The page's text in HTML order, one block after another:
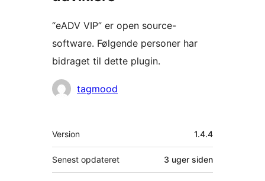
“eADV VIP” er open source-
software. Følgende personer har
bidraget til dette plugin.
Bidragsydere
tagmood
Meta
Version 1.4.4
Senest opdateret 3 uger siden